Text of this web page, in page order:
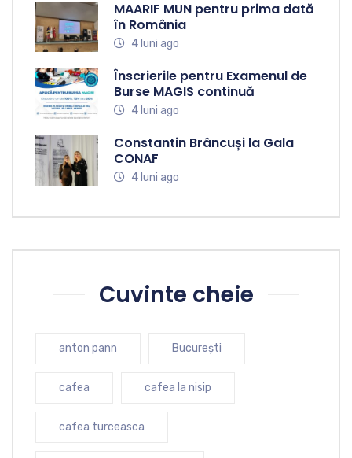
MAARIF MUN pentru prima dată
în România
4 luni ago
Înscrierile pentru Examenul de
Burse MAGIS continuă
4 luni ago
Constantin Brâncuși la Gala
CONAF
4 luni ago
Cuvinte cheie
anton pann București
cafea cafea la nisip
cafea turceasca